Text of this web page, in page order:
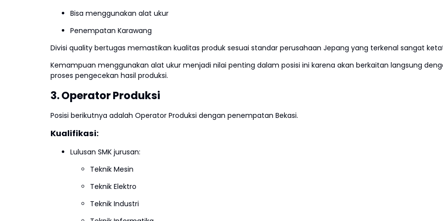
Bisa menggunakan alat ukur
Penempatan Karawang
Divisi quality bertugas memastikan kualitas produk sesuai standar perusahaan Jepang yang terkenal sangat
Kemampuan menggunakan alat ukur menjadi nilai penting dalam posisi ini karena akan berkaitan langsung
proses pengecekan hasil produksi.
3. Operator Produksi
Posisi berikutnya adalah Operator Produksi dengan penempatan Bekasi.
Kualifikasi:
Lulusan SMK jurusan:
Teknik Mesin
Teknik Elektro
Teknik Industri